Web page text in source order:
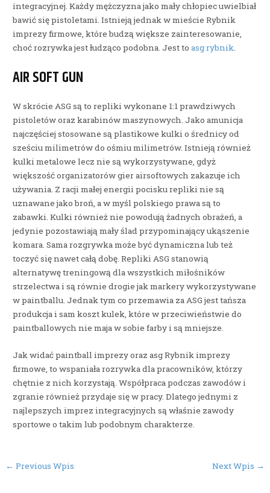
integracyjnej. Każdy mężczyzna jako mały chłopiec uwielbiał
bawić się pistoletami. Istnieją jednak w mieście Rybnik
imprezy firmowe, które budzą większe zainteresowanie,
choć rozrywka jest łudząco podobna. Jest toasg rybnik.
AIR SOFT GUN
W skrócie ASG są to repliki wykonane 1:1 prawdziwych
pistoletów oraz karabinów maszynowych. Jako amunicja
najczęściej stosowane są plastikowe kulki o średnicy od
sześciu milimetrów do ośmiu milimetrów. Istnieją również
kulki metalowe lecz nie są wykorzystywane, gdyż
większość organizatorów gier airsoftowych zakazuje ich
używania. Z racji małej energii pocisku repliki nie są
uznawane jako broń, a w myśl polskiego prawa są to
zabawki. Kulki również nie powodują żadnych obrażeń, a
jedynie pozostawiają mały ślad przypominający ukąszenie
komara. Sama rozgrywka może być dynamiczna lub też
toczyć się nawet całą dobę. Repliki ASG stanowią
alternatywę treningową dla wszystkich miłośników
strzelectwa i są równie drogie jak markery wykorzystywane
w paintballu. Jednak tym co przemawia za ASG jest tańsza
produkcja i sam koszt kulek, które w przeciwieństwie do
paintballowych nie maja w sobie farby i są mniejsze.
Jak widać paintball imprezy oraz asg Rybnik imprezy
firmowe, to wspaniała rozrywka dla pracowników, którzy
chętnie z nich korzystają. Współpraca podczas zawodów i
zgranie również przydaje się w pracy. Dlatego jednymi z
najlepszych imprez integracyjnych są właśnie zawody
sportowe o takim lub podobnym charakterze.
Post
← Previous Wpis Next Wpis →